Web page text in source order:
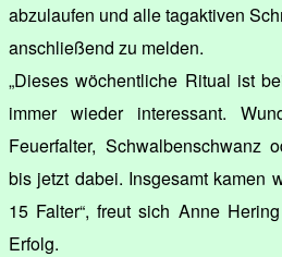
abzulaufen und alle tagaktiven
anschließend zu melden.
„Dieses wöchentliche Ritual ist
immer wieder interessant.
Feuerfalter, Schwalbenschwanz
bis jetzt dabei. Insgesamt kamen
15 Falter“, freut sich Anne
Erfolg.